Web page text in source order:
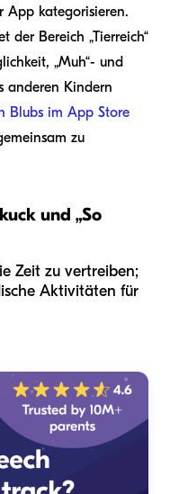
App kategorisieren.
der Bereich „Tierreich“
„Muh“- und
anderen Kindern
Blubs im App Store
zu
und „So
Zeit zu vertreiben;
Aktivitäten für